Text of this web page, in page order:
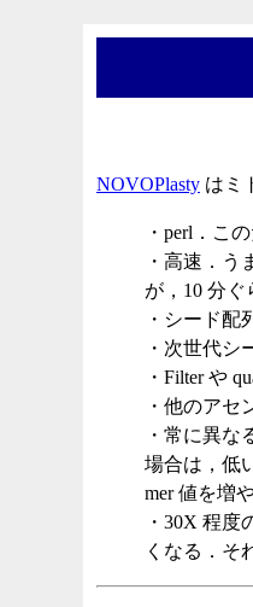
NOVOPlasty はミ
・perl．こ
・高速．う
が，10 分ぐ
・シード配
・次世代
・Filter や
・他のアセ
・常に異な
場合は，低
mer 値を増
・30X 程度
くなる．そ